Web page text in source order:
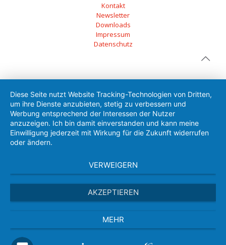
Kontakt
Newsletter
Downloads
Impressum
Datenschutz
Diese Seite nutzt Website Tracking-Technologien von Dritten,
um ihre Dienste anzubieten, stetig zu verbessern und
Werbung entsprechend der Interessen der Nutzer
anzuzeigen. Ich bin damit einverstanden und kann meine
Einwilligung jederzeit mit Wirkung für die Zukunft widerrufen
oder ändern.
VERWEIGERN
AKZEPTIEREN
MEHR